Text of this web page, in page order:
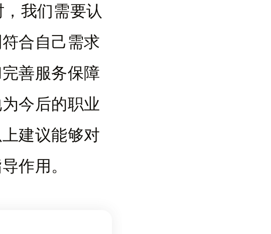
我们需要认
合自己需求
善服务保障
今后的职业
建议能够对
作用。